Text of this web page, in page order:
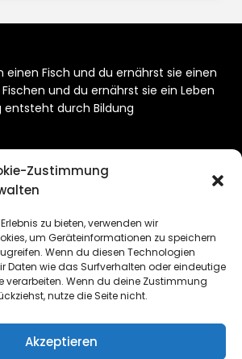
Zustimmung
zu bieten, verwenden wir
um Geräteinformationen zu speichern
Wenn du diesen Technologien
Daten wie das Surfverhalten oder eindeutige
verarbeiten. Wenn du deine Zustimmung
nutze die Seite nicht.
Akzeptieren
einen Fisch und du ernährst sie einen
Fischen und du ernährst sie ein Leben
entsteht durch Bildung